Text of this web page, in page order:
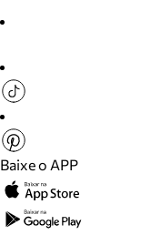
Baixe o APP